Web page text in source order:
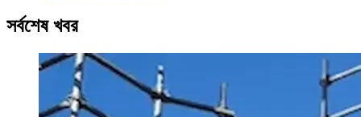
সর্বশেষ খবর